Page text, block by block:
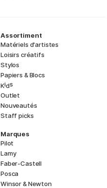
Assortiment
Matériels d'artistes
Loisirs créatifs
Stylos
Papiers & Blocs
Kids
Outlet
Nouveautés
Staff picks
Marques
Pilot
Lamy
Faber-Castell
Posca
Winsor & Newton